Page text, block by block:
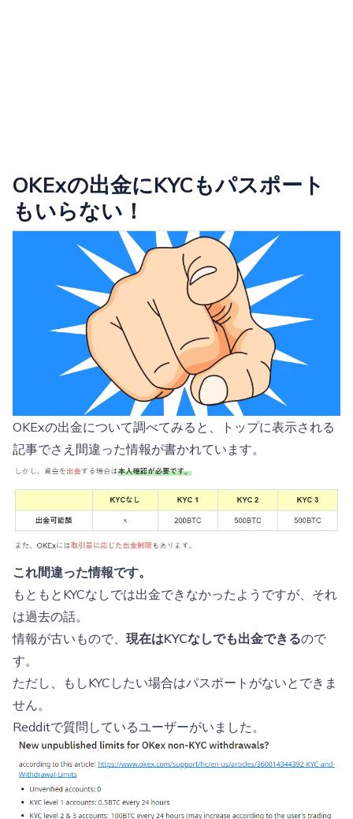
OKExの出金にKYCもパスポート
もいらない！
OKExの出金について調べてみると、トップに表示される
記事でさえ間違った情報が書かれています。
これ間違った情報です。
もともとKYCなしでは出金できなかったようですが、それ
は過去の話。
情報が古いもので、 現在はKYCなしでも出金できるので
す。
ただし、もしKYCしたい場合はパスポートがないとできま
せん。
Redditで質問しているユーザーがいました。